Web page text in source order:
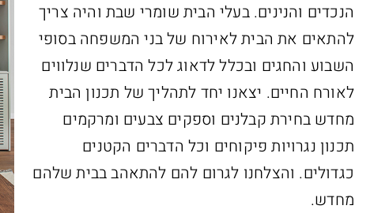
הנכדים והנינים. בעלי הבית שומרי שבת והיה צריך
להתאים את הבית לאירוח של בני המשפחה בסופי
השבוע והחגים ובכלל לדאוג לכל הדברים שנלווים
לאורח החיים. יצאנו יחד לתהליך של תכנון הבית
מחדש בחירת קבלנים וספקים צבעים ומרקמים
תכנון נגרויות פיקוחים וכל הדברים הקטנים
כגדולים. והצלחנו לגרום להם להתאהב בבית שלהם
מחדש.